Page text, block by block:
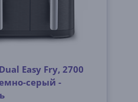
Easy Fry, 2700
серый -